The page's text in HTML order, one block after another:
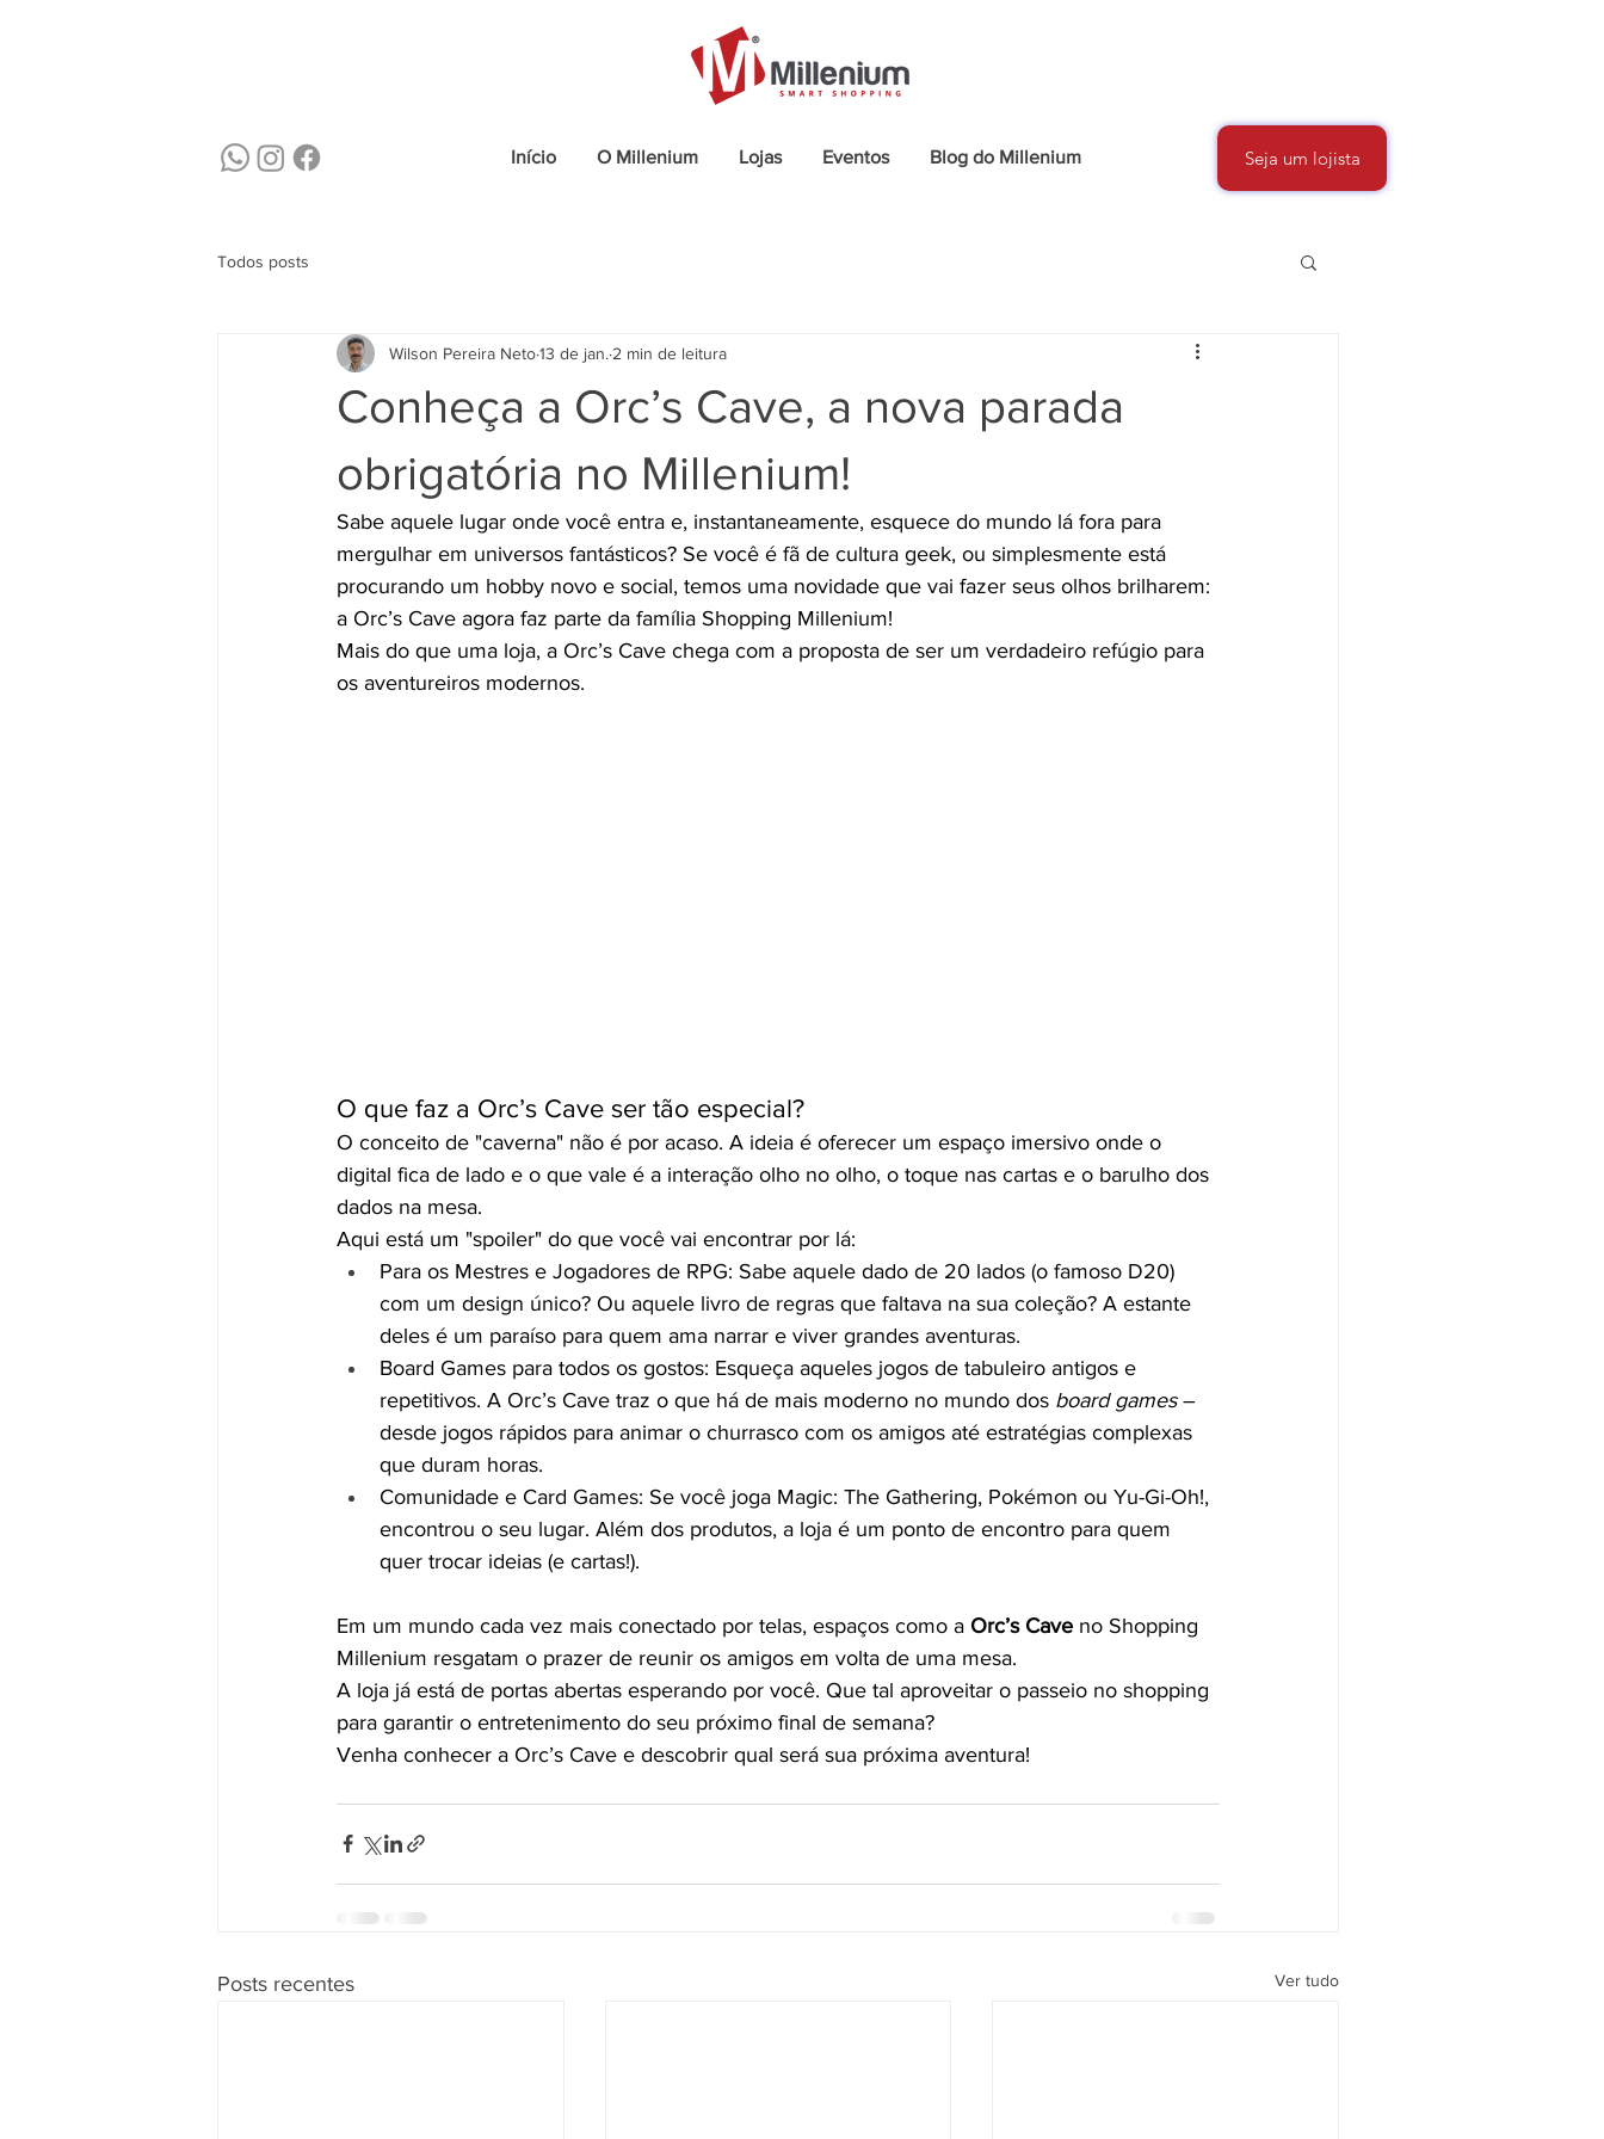
Início O Millenium Lojas Eventos Blog do Millenium Seja um lojista
Todos posts
Conheça a Orc’s Cave, a nova parada
obrigatória no Millenium!
Wilson Pereira Neto13 de jan. 2 min de leitura
Sabe aquele lugar onde você entra e, instantaneamente, esquece do mundo lá fora para
mergulhar em universos fantásticos? Se você é fã de cultura geek, ou simplesmente está
procurando um hobby novo e social, temos uma novidade que vai fazer seus olhos brilharem:
a Orc’s Cave agora faz parte da família Shopping Millenium!
Mais do que uma loja, a Orc’s Cave chega com a proposta de ser um verdadeiro refúgio para
os aventureiros modernos.
O que faz a Orc’s Cave ser tão especial?
O conceito de "caverna" não é por acaso. A ideia é oferecer um espaço imersivo onde o
digital fica de lado e o que vale é a interação olho no olho, o toque nas cartas e o barulho dos
dados na mesa.
Aqui está um "spoiler" do que você vai encontrar por lá:
Para os Mestres e Jogadores de RPG: Sabe aquele dado de 20 lados (o famoso D20)
com um design único? Ou aquele livro de regras que faltava na sua coleção? A estante
deles é um paraíso para quem ama narrar e viver grandes aventuras.
Board Games para todos os gostos: Esqueça aqueles jogos de tabuleiro antigos e
repetitivos. A Orc’s Cave traz o que há de mais moderno no mundo dos board games –
desde jogos rápidos para animar o churrasco com os amigos até estratégias complexas
que duram horas.
Comunidade e Card Games: Se você joga Magic: The Gathering, Pokémon ou Yu-Gi-Oh!,
encontrou o seu lugar. Além dos produtos, a loja é um ponto de encontro para quem
quer trocar ideias (e cartas!).
Em um mundo cada vez mais conectado por telas, espaços como a Orc’s Cave no Shopping
Millenium resgatam o prazer de reunir os amigos em volta de uma mesa.
A loja já está de portas abertas esperando por você. Que tal aproveitar o passeio no shopping
para garantir o entretenimento do seu próximo final de semana?
Venha conhecer a Orc’s Cave e descobrir qual será sua próxima aventura!
Posts recentes Ver tudo